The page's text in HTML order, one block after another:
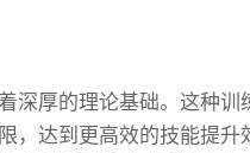
深厚的理论基础。这种训
，达到更高效的技能提升